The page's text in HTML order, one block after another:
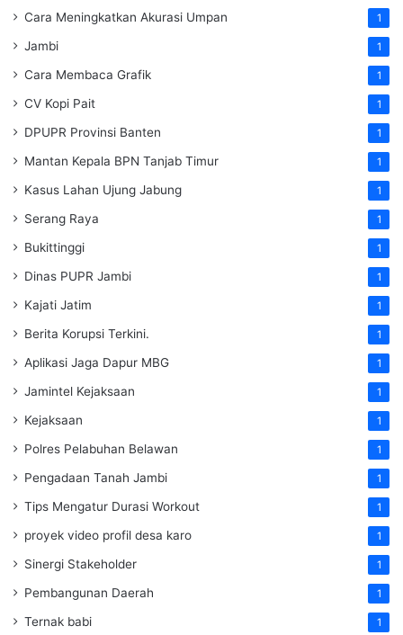
Cara Meningkatkan Akurasi Umpan 1
Jambi 1
Cara Membaca Grafik 1
CV Kopi Pait 1
DPUPR Provinsi Banten 1
Mantan Kepala BPN Tanjab Timur 1
Kasus Lahan Ujung Jabung 1
Serang Raya 1
Bukittinggi 1
Dinas PUPR Jambi 1
Kajati Jatim 1
Berita Korupsi Terkini. 1
Aplikasi Jaga Dapur MBG 1
Jamintel Kejaksaan 1
Kejaksaan 1
Polres Pelabuhan Belawan 1
Pengadaan Tanah Jambi 1
Tips Mengatur Durasi Workout 1
proyek video profil desa karo 1
Sinergi Stakeholder 1
Pembangunan Daerah 1
Ternak babi 1